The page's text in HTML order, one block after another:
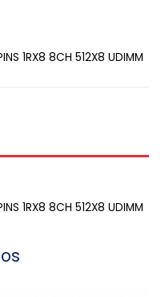
1RX8 8CH 512X8 UDIMM
1RX8 8CH 512X8 UDIMM